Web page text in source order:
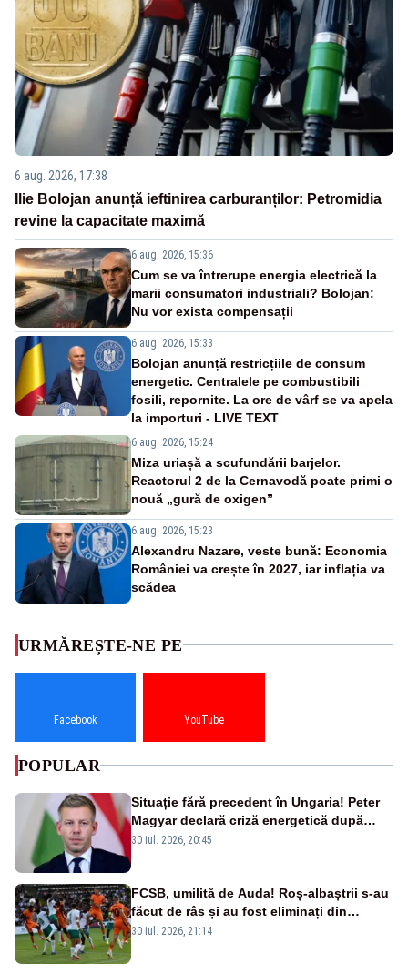
6 aug. 2026, 17:38
Ilie Bolojan anunță ieftinirea carburanților: Petromidia
revine la capacitate maximă
6 aug. 2026, 15:36
Cum se va întrerupe energia electrică la
marii consumatori industriali? Bolojan:
Nu vor exista compensații
6 aug. 2026, 15:33
Bolojan anunță restricțiile de consum
energetic. Centralele pe combustibili
fosili, repornite. La ore de vârf se va apela
la importuri - LIVE TEXT
6 aug. 2026, 15:24
Miza uriașă a scufundării barjelor.
Reactorul 2 de la Cernavodă poate primi o
nouă „gură de oxigen”
6 aug. 2026, 15:23
Alexandru Nazare, veste bună: Economia
României va crește în 2027, iar inflația va
scădea
URMĂREȘTE-NE PE
Facebook YouTube
POPULAR
Situație fără precedent în Ungaria! Peter
Magyar declară criză energetică după
oprirea centralei de la Paks
30 iul. 2026, 20:45
FCSB, umilită de Auda! Roș-albaștrii s-au
făcut de râs și au fost eliminați din
Conference League
30 iul. 2026, 21:14